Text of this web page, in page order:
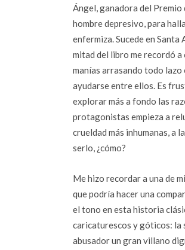
Ángel, ganadora del Premio
hombre depresivo, para
enfermiza. Sucede en
mitad del libro me recordó
manías arrasando todo lazo
ayudarse entre ellos. Es
explorar más a fondo las
protagonistas empieza a
crueldad más inhumanas, a
serlo, ¿cómo?
Me hizo recordar a una de
que podría hacer una
el tono en esta historia
caricaturescos y góticos: la
abusador un gran villano